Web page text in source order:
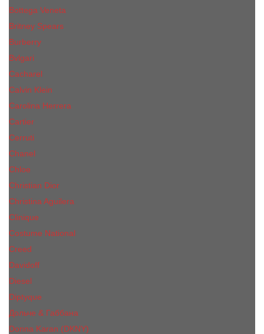
Bottega Veneta
Britney Spears
Burberry
Bvlgari
Cacharel
Calvin Klein
Carolina Herrera
Cartier
Cerruti
Сhanеl
Chloe
Christian Dior
Christina Aguilera
Сliniquе
Costume National
Creed
Davidoff
Diesel
Diptyque
Дольче & Габбана
Donna Karan (DKNY)